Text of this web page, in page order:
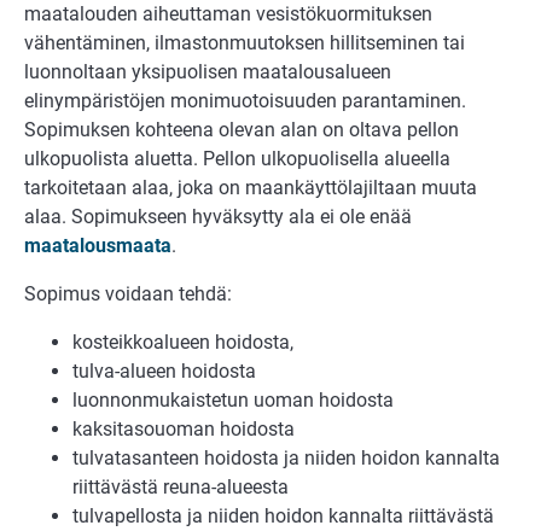
maatalouden aiheuttaman vesistökuormituksen
vähentäminen, ilmastonmuutoksen hillitseminen tai
luonnoltaan yksipuolisen maatalousalueen
elinympäristöjen monimuotoisuuden parantaminen.
Sopimuksen kohteena olevan alan on oltava pellon
ulkopuolista aluetta. Pellon ulkopuolisella alueella
tarkoitetaan alaa, joka on maankäyttölajiltaan muuta
alaa. Sopimukseen hyväksytty ala ei ole enää
maatalousmaata.
Sopimus voidaan tehdä:
kosteikkoalueen hoidosta,
tulva-alueen hoidosta
luonnonmukaistetun uoman hoidosta
kaksitasouoman hoidosta
tulvatasanteen hoidosta ja niiden hoidon kannalta
riittävästä reuna-alueesta
tulvapellosta ja niiden hoidon kannalta riittävästä